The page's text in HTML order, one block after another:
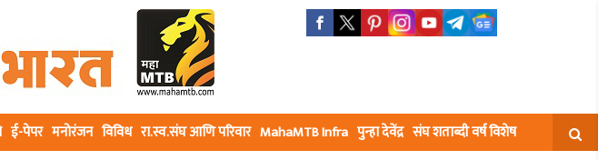
ई-पेपर मनोरंजन विविध रा.स्व.संघ आणि परिवार MahaMTB Infra पुन्हा देवेंद्र संघ शताब्दी वर्ष विशेष